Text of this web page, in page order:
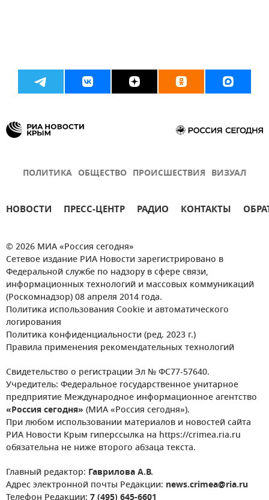
ПОЛИТИКА ОБЩЕСТВО ПРОИСШЕСТВИЯ ВИЗУАЛ
НОВОСТИ ПРЕСС-ЦЕНТР РАДИО КОНТАКТЫ
© 2026 МИА «Россия сегодня»
Сетевое издание РИА Новости зарегистрировано в
Федеральной службе по надзору в сфере связи,
информационных технологий и массовых коммуникаций
(Роскомнадзор) 08 апреля 2014 года.
Политика использования Cookie и автоматического
логирования
Политика конфиденциальности (ред. 2023 г.)
Правила применения рекомендательных технологий
Свидетельство о регистрации Эл № ФС77-57640.
Учредитель: Федеральное государственное унитарное
предприятие Международное информационное агентство
«Россия сегодня» (МИА «Россия сегодня»).
При любом использовании материалов и новостей сайта
РИА Новости Крым гиперссылка на https://crimea.ria.ru
обязательна не ниже второго абзаца текста.
Главный редактор: Гаврилова А.В.
Адрес электронной почты Редакции: news.crimea@ria.ru